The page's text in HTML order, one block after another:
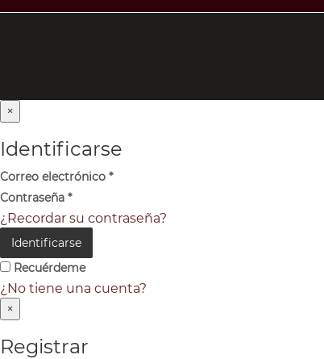
×
Identificarse
Correo electrónico *
Contraseña *
¿Recordar su contraseña?
Identificarse
Recuérdeme
¿No tiene una cuenta?
×
Registrar